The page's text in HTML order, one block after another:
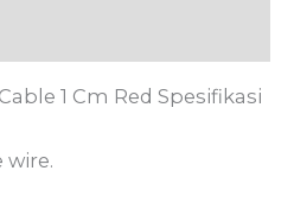
1 Cm Red Spesifikasi
wire.